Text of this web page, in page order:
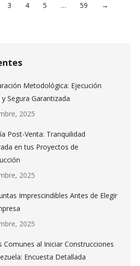
3 4 5 … 59 →
Metodológica: Ejecución
y Segura Garantizada
2025
Post-Venta: Tranquilidad
en tus Proyectos de
2025
Imprescindibles Antes de Elegir
2025
Comunes al Iniciar Construcciones
Encuesta Detallada